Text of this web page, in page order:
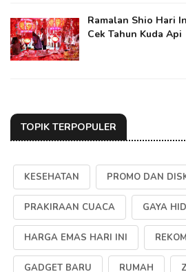
Ramalan Shio Hari
Cek Tahun Kuda Api
TOPIK TERPOPULER
KESEHATAN PROMO DAN
PRAKIRAAN CUACA GAYA
HARGA EMAS HARI INI
GADGET BARU RUMAH